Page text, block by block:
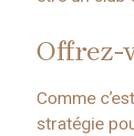
Offrez-
Comme
stratégie